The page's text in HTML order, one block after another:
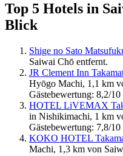
Top 5 Hotels in
Blick
Shige no Sato
Saiwai Chō entfernt.
JR Clement Inn
Hyōgo Machi, 1,1 km
Gästebewertung: 8,2/
HOTEL LiVEMAX
in Nishikimachi, 1 km
Gästebewertung: 7,8/
KOKO HOTEL
Machi, 1,3 km von